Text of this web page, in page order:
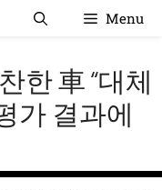
Menu
한 車 “대체
가 결과에